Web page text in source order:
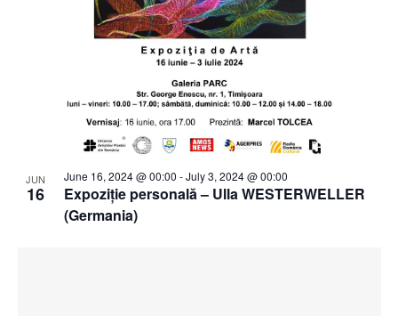
JUN
16
Expoziție personală – Ulla WESTERWELLER
(Germania)
June 16, 2024 @ 00:00 -July 3, 2024 @ 00:00